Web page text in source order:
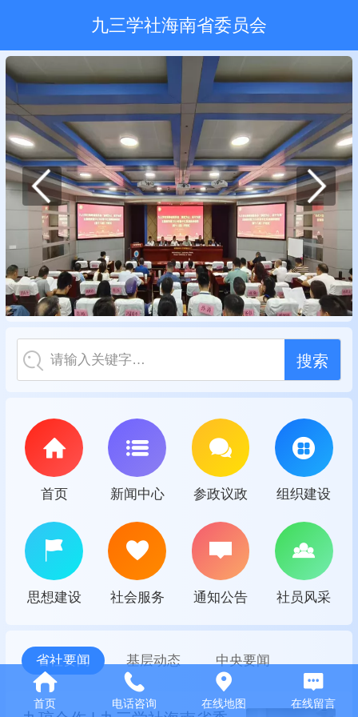
九三学社海南省委员会
请输入关键字…
首页 新闻中心 参政议政 组织建设
思想建设 社会服务 通知公告 社员风采
省社要闻 基层动态 中央要闻
首页 电话咨询 在线地图 在线留言